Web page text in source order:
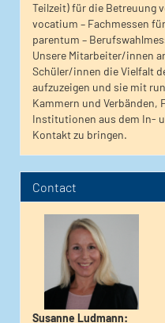
Teilzeit) für die Betreuung
vocatium – Fachmessen
parentum –
Unsere Mitarbeiter/innen
Schüler/innen die Vielfalt
aufzuzeigen und sie mit
Kammern und Verbänden,
Institutionen aus dem In-
Kontakt zu bringen.
Contact
Susanne Ludmann: